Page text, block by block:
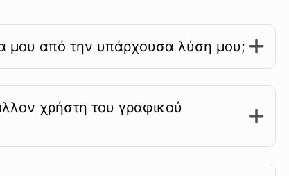
μου από την υπάρχουσα λύση μου;
χρήστη του γραφικού